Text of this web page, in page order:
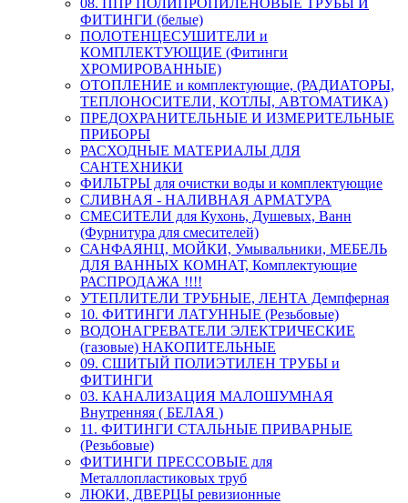
08. ППР ПОЛИПРОПИЛЕНОВЫЕ ТРУБЫ И
ФИТИНГИ (белые)
ПОЛОТЕНЦЕСУШИТЕЛИ и
КОМПЛЕКТУЮЩИЕ (Фитинги
ХРОМИРОВАННЫЕ)
ОТОПЛЕНИЕ и комплектующие, (РАДИАТОРЫ,
ТЕПЛОНОСИТЕЛИ, КОТЛЫ, АВТОМАТИКА)
ПРЕДОХРАНИТЕЛЬНЫЕ И ИЗМЕРИТЕЛЬНЫЕ
ПРИБОРЫ
РАСХОДНЫЕ МАТЕРИАЛЫ ДЛЯ
САНТЕХНИКИ
ФИЛЬТРЫ для очистки воды и комплектующие
СЛИВНАЯ - НАЛИВНАЯ АРМАТУРА
СМЕСИТЕЛИ для Кухонь, Душевых, Ванн
(Фурнитура для смесителей)
САНФАЯНЦ, МОЙКИ, Умывальники, МЕБЕЛЬ
ДЛЯ ВАННЫХ КОМНАТ, Комплектующие
РАСПРОДАЖА !!!!
УТЕПЛИТЕЛИ ТРУБНЫЕ, ЛЕНТА Демпферная
10. ФИТИНГИ ЛАТУННЫЕ (Резьбовые)
ВОДОНАГРЕВАТЕЛИ ЭЛЕКТРИЧЕСКИЕ
(газовые) НАКОПИТЕЛЬНЫЕ
09. СШИТЫЙ ПОЛИЭТИЛЕН ТРУБЫ и
ФИТИНГИ
03. КАНАЛИЗАЦИЯ МАЛОШУМНАЯ
Внутренняя ( БЕЛАЯ )
11. ФИТИНГИ СТАЛЬНЫЕ ПРИВАРНЫЕ
(Резьбовые)
ФИТИНГИ ПРЕССОВЫЕ для
Металлопластиковых труб
ЛЮКИ, ДВЕРЦЫ ревизионные